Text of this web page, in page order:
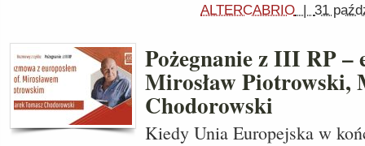
ALTERCABRIO | 31
Pożegnanie z III RP –
Mirosław Piotrowski,
Chodorowski
Kiedy Unia Europejska w